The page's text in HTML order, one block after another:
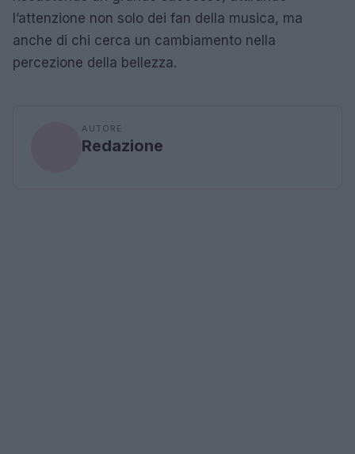
l’attenzione non solo dei fan della musica, ma
anche di chi cerca un cambiamento nella
percezione della bellezza.
AUTORE
Redazione